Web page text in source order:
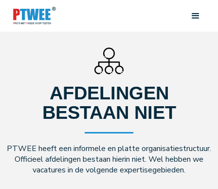
AFDELINGEN
BESTAAN NIET
PTWEE heeft een informele en platte organisatiestructuur.
Officieel afdelingen bestaan hierin niet. Wel hebben we
vacatures in de volgende expertisegebieden.